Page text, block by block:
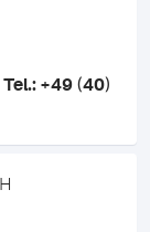
+49 (40)